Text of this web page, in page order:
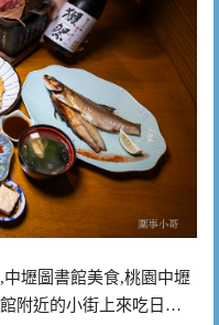
壢圖書館美食,桃園中壢
附近的小街上來吃日…